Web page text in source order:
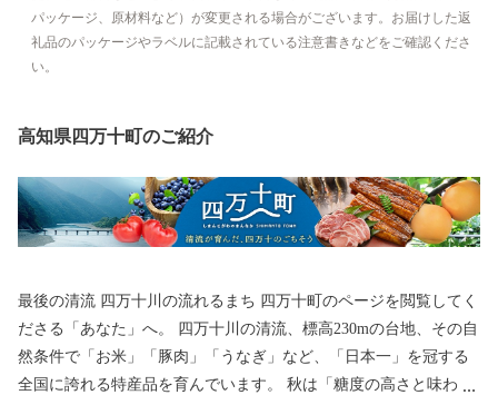
パッケージ、原材料など）が変更される場合がございます。お届けした返
礼品のパッケージやラベルに記載されている注意書きなどをご確認くださ
い。
高知県四万十町のご紹介
最後の清流 四万十川の流れるまち 四万十町のページを閲覧してく
ださる「あなた」へ。 四万十川の清流、標高230mの台地、その自
然条件で「お米」「豚肉」「うなぎ」など、「日本一」を冠する
全国に誇れる特産品を育んでいます。 秋は「糖度の高さと味わい